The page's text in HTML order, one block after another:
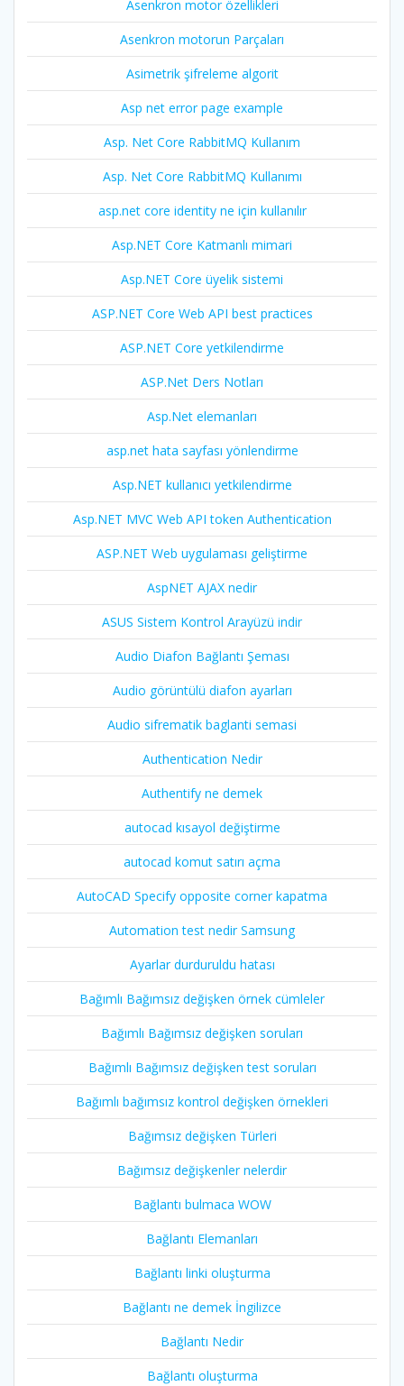
Asenkron motor özellikleri
Asenkron motorun Parçaları
Asimetrik şifreleme algorit
Asp net error page example
Asp. Net Core RabbitMQ Kullanım
Asp. Net Core RabbitMQ Kullanımı
asp.net core identity ne için kullanılır
Asp.NET Core Katmanlı mimari
Asp.NET Core üyelik sistemi
ASP.NET Core Web API best practices
ASP.NET Core yetkilendirme
ASP.Net Ders Notları
Asp.Net elemanları
asp.net hata sayfası yönlendirme
Asp.NET kullanıcı yetkilendirme
Asp.NET MVC Web API token Authentication
ASP.NET Web uygulaması geliştirme
AspNET AJAX nedir
ASUS Sistem Kontrol Arayüzü indir
Audio Diafon Bağlantı Şeması
Audio görüntülü diafon ayarları
Audio sifrematik baglanti semasi
Authentication Nedir
Authentify ne demek
autocad kısayol değiştirme
autocad komut satırı açma
AutoCAD Specify opposite corner kapatma
Automation test nedir Samsung
Ayarlar durduruldu hatası
Bağımlı Bağımsız değişken örnek cümleler
Bağımlı Bağımsız değişken soruları
Bağımlı Bağımsız değişken test soruları
Bağımlı bağımsız kontrol değişken örnekleri
Bağımsız değişken Türleri
Bağımsız değişkenler nelerdir
Bağlantı bulmaca WOW
Bağlantı Elemanları
Bağlantı linki oluşturma
Bağlantı ne demek İngilizce
Bağlantı Nedir
Bağlantı oluşturma